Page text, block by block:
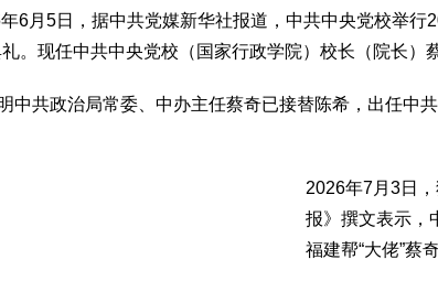
6月5日，据中共党媒新华社报道，中共中央党校举行
礼。现任中共中央党校（国家行政学院）校长（院长）
中共政治局常委、中办主任蔡奇已接替陈希，出任中
2026年7月3日
报》撰文表示，
福建帮“大佬”蔡